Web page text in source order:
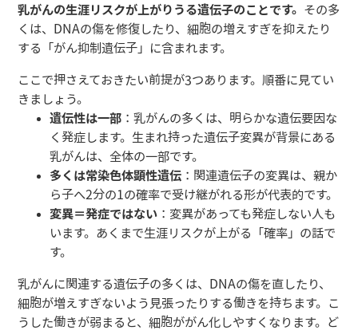
乳がんの生涯リスクが上がりうる遺伝子のことです。 その多
くは、DNAの傷を修復したり、細胞の増えすぎを抑えたり
する「がん抑制遺伝子」に含まれます。
ここで押さえておきたい前提が3つあります。順番に見てい
きましょう。
遺伝性は一部 ：乳がんの多くは、明らかな遺伝要因な
く発症します。生まれ持った遺伝子変異が背景にある
乳がんは、全体の一部です。
多くは常染色体顕性遺伝 ：関連遺伝子の変異は、親か
ら子へ2分の1の確率で受け継がれる形が代表的です。
変異＝発症ではない ：変異があっても発症しない人も
います。あくまで生涯リスクが上がる「確率」の話で
す。
乳がんに関連する遺伝子の多くは、DNAの傷を直したり、
細胞が増えすぎないよう見張ったりする働きを持ちます。こ
うした働きが弱まると、細胞ががん化しやすくなります。ど